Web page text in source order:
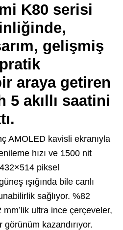
K80 serisi
gelişmiş
araya getiren
5 akıllı saatini
AMOLED kavisli ekranıyla
hızı ve 1500 nit
piksel
ışığında bile canlı
sağlıyor. %82
ultra ince çerçeveler,
kazandırıyor.